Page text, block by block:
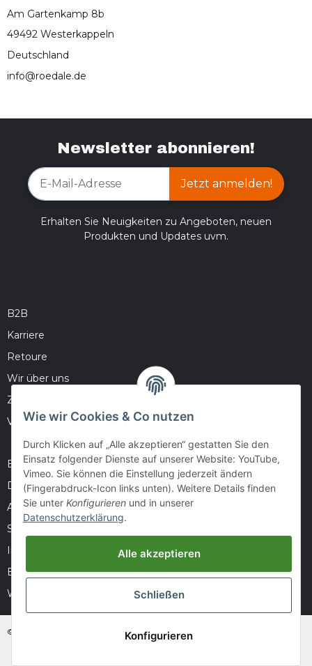
Am Gartenkamp 8b
49492 Westerkappeln
Deutschland
info@roedale.de
Newsletter abonnieren!
Jetzt anmelden!
Erhalten Sie Neuigkeiten zu Angeboten, neuen
Produkten und Updates uvm.
B2B
Karriere
Retoure
Wir über uns
Zahlungsmöglichkeiten
Versandinformationen
Barrierefreiheitserklärung
Datenschutz
AGB
Sitemap
Impressum
Batteriegesetzhinweise
Widerrufsrecht
© huntivity-group.at
Wie wir Cookies & Co nutzen
Durch Klicken auf „Alle akzeptieren“ gestatten Sie den
Einsatz folgender Dienste auf unserer Website: YouTube,
Vimeo. Sie können die Einstellung jederzeit ändern
(Fingerabdruck-Icon links unten). Weitere Details finden
Sie unter Konfigurieren und in unserer
Datenschutzerklärung.
Alle akzeptieren
Schließen
Konfigurieren